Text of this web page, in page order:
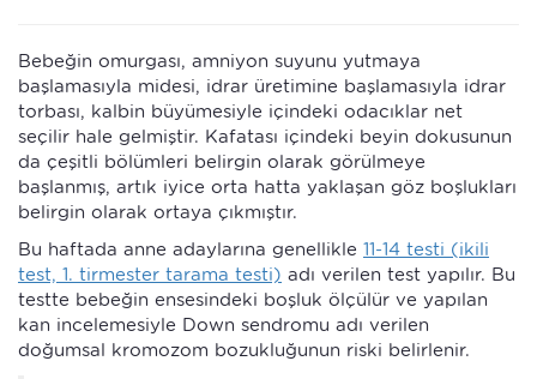
Bebeğin omurgası, amniyon suyunu yutmaya
başlamasıyla midesi, idrar üretimine başlamasıyla idrar
torbası, kalbin büyümesiyle içindeki odacıklar net
seçilir hale gelmiştir. Kafatası içindeki beyin dokusunun
da çeşitli bölümleri belirgin olarak görülmeye
başlanmış, artık iyice orta hatta yaklaşan göz boşlukları
belirgin olarak ortaya çıkmıştır.
Bu haftada anne adaylarına genellikle 11-14 testi (ikili
test, 1. tirmester tarama testi) adı verilen test yapılır. Bu
testte bebeğin ensesindeki boşluk ölçülür ve yapılan
kan incelemesiyle Down sendromu adı verilen
doğumsal kromozom bozukluğunun riski belirlenir.